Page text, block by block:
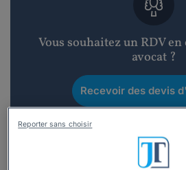
Vous souhaitez un RDV
avocat ?
Recevoir des devis
Reporter sans choisir